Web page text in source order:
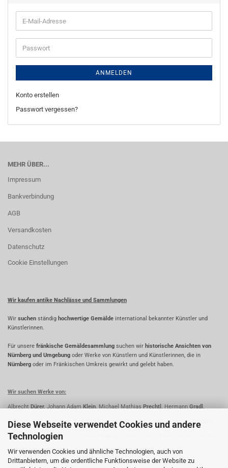
Diese Webseite verwendet Cookies und andere
Technologien
Wir verwenden Cookies und ähnliche Technologien, auch von
Drittanbietern, um die ordentliche Funktionsweise der Website zu
E-
Mail-
Adresse
Passwort
ANMELDEN
Konto erstellen
Passwort vergessen?
MEHR ÜBER...
Impressum
Bankverbindung
AGB
Versandkosten
Datenschutz
Cookie Einstellungen
Wir kaufen antike Nachlässe und Sammlungen
Wir suchen ständig hochwertige Gemälde international bekannter Künstler und
Künstlerinnen.
Für unsere fränkische Gemäldesammlung suchen wir historische Ansichten von
Nürnberg und Umgebung oder Werke von Künstlern und Künstlerinnen, die in
Nürnberg oder im Fränkischen Umkreis gewirkt und gelebt haben.
Wir suchen Werke von:
Albrecht Dürer, Johann Adam Klein, Michael Mathias Prechtl, Hermann Gradl,
Georg Wilhelm Wanderer, Friedrich Wanderer, Rudolf Schiestl,Matthäus Schiestl,
FridrichPerlberg,Christian Johann
Kreul,LorenzRitter,PaulRitter, OskarKoller,JohannIhle